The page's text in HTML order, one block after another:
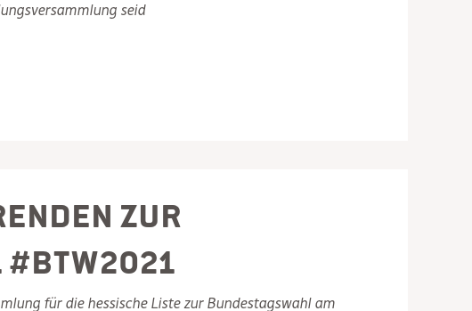
seid
zur
für die hessische Liste zur Bundestagswahl am